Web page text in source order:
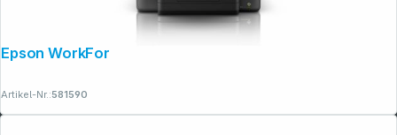
Epson WorkForce Pro WF-3820 DWF
Artikel-Nr.:581590